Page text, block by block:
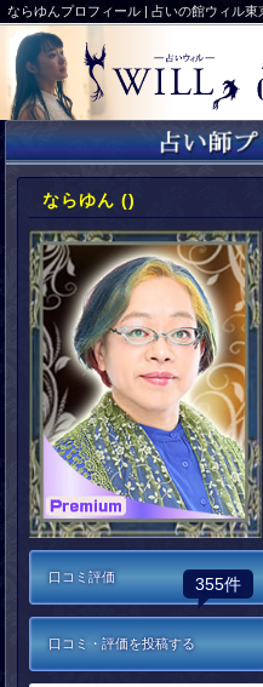
ならゆんプロフィール | 占いの館ウィル東
ならゆん ()
口コミ評価 355件
口コミ・評価を投稿する